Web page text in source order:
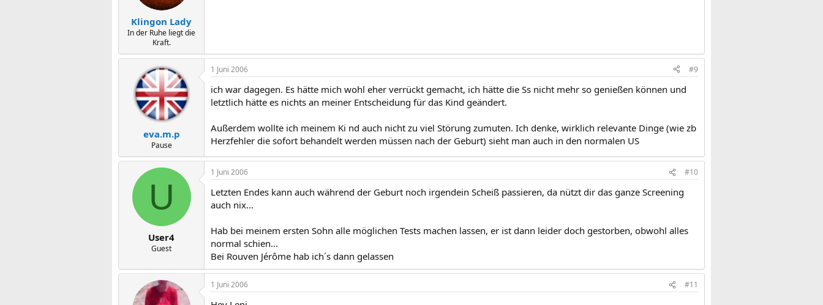
Klingon Lady
In der Ruhe liegt die
Kraft.
eva.m.p
Pause
1 Juni 2006 #9
ich war dagegen. Es hätte mich wohl eher verrückt gemacht, ich hätte die Ss nicht mehr so genießen können und
letztlich hätte es nichts an meiner Entscheidung für das Kind geändert.
Außerdem wollte ich meinem Ki nd auch nicht zu viel Störung zumuten. Ich denke, wirklich relevante Dinge (wie zb
Herzfehler die sofort behandelt werden müssen nach der Geburt) sieht man auch in den normalen US
U
User4
Guest
1 Juni 2006 #10
Letzten Endes kann auch während der Geburt noch irgendein Scheiß passieren, da nützt dir das ganze Screening
auch nix...
Hab bei meinem ersten Sohn alle möglichen Tests machen lassen, er ist dann leider doch gestorben, obwohl alles
normal schien...
Bei Rouven Jérôme hab ich´s dann gelassen
1 Juni 2006 #11